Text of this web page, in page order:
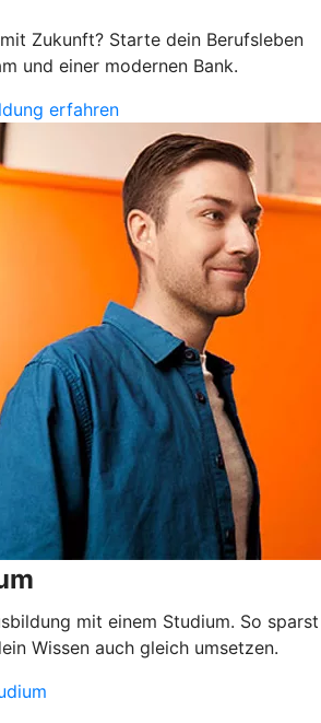
Zukunft? Starte dein Berufsleben
und einer modernen Bank.
erfahren
mit einem Studium. So sparst
Wissen auch gleich umsetzen.